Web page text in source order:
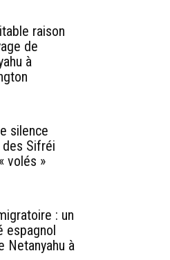
raison
de
à
silence
des Sifréi
volés »
: un
espagnol
Netanyahu à